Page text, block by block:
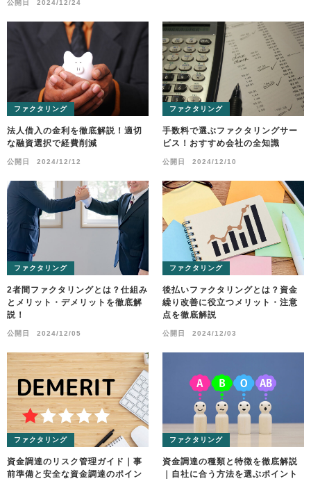
公開日 2024/12/24
ファクタリング
法人借入の金利を徹底解説！適切
な融資選択で経費削減
公開日 2024/12/12
ファクタリング
手数料で選ぶファクタリングサー
ビス！おすすめ会社の全知識
公開日 2024/12/10
ファクタリング
2者間ファクタリングとは？仕組み
とメリット・デメリットを徹底解
説！
公開日 2024/12/05
ファクタリング
後払いファクタリングとは？資金
繰り改善に役立つメリット・注意
点を徹底解説
公開日 2024/12/03
ファクタリング
資金調達のリスク管理ガイド｜事
前準備と安全な資金調達のポイン
ファクタリング
資金調達の種類と特徴を徹底解説
｜自社に合う方法を選ぶポイント